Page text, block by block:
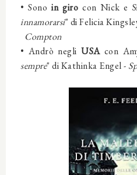
•Sonoin giro con Nick e
innamorarsi" di Felicia
Compton
• Andrò negliUSAcon
sempre" di Kathinka Engel -